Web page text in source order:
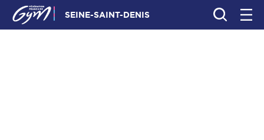
SEINE-SAINT-DENIS